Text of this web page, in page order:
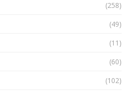
(258)
(49)
(11)
(60)
(102)